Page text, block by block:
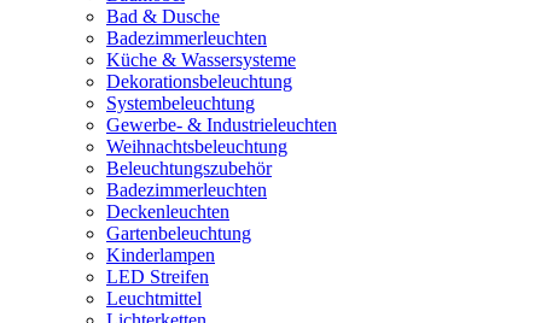
Bad & Dusche
Badezimmerleuchten
Küche & Wassersysteme
Dekorationsbeleuchtung
Systembeleuchtung
Gewerbe- & Industrieleuchten
Weihnachtsbeleuchtung
Beleuchtungszubehör
Badezimmerleuchten
Deckenleuchten
Gartenbeleuchtung
Kinderlampen
LED Streifen
Leuchtmittel